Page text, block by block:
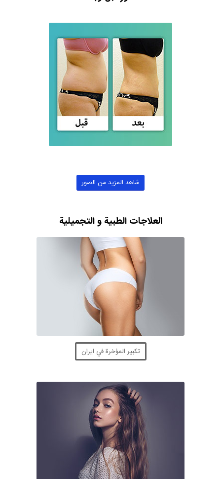
شاهد المزيد من الصور
العلاجات الطبية و التجميلية
تكبير المؤخرة في ايران